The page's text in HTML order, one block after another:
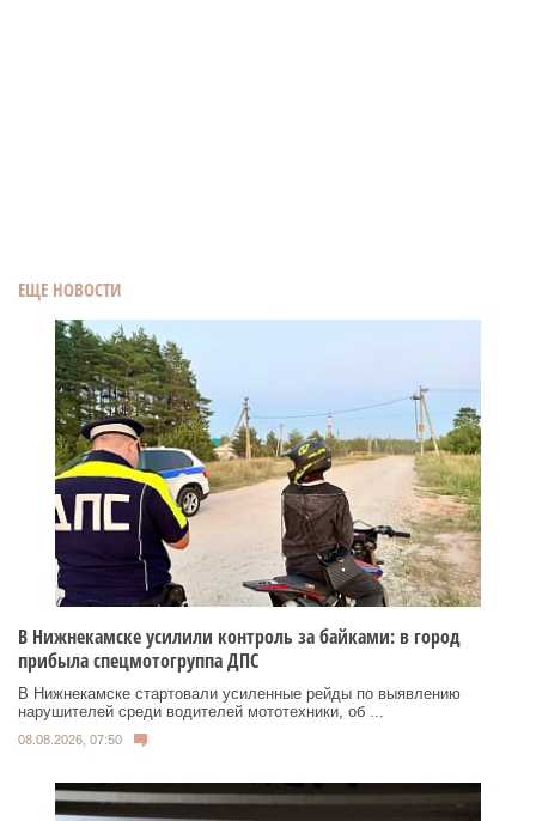
ЕЩЕ НОВОСТИ
В Нижнекамске усилили контроль за байками: в город
прибыла спецмотогруппа ДПС
В Нижнекамске стартовали усиленные рейды по выявлению
нарушителей среди водителей мототехники, об ...
08.08.2026, 07:50